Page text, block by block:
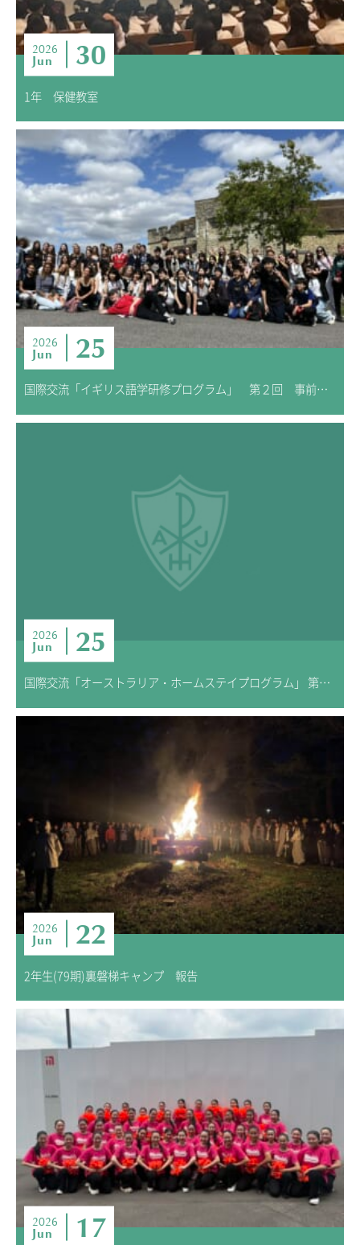
2026
Jun 30
1年 保健教室
2026
Jun 25
国際交流「イギリス語学研修プログラム」 第２回 事前学習
2026
Jun 25
国際交流「オーストラリア・ホームステイプログラム」 第2回 事前学習
2026
Jun 22
2年生(79期)裏磐梯キャンプ 報告
2026
Jun 17